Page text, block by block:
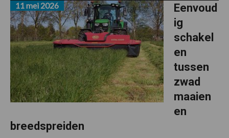
Eenvoud
ig
schakel
en
tussen
zwad
maaien
en
breedspreiden
11 mei 2026